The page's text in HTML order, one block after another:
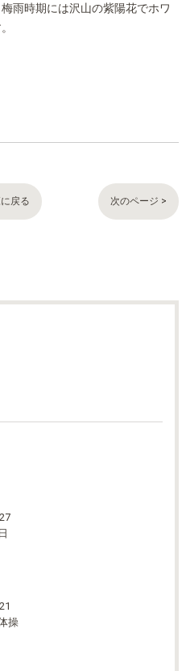
雨時期には沢山の紫陽花でホワ
戻る 次のページ >
操